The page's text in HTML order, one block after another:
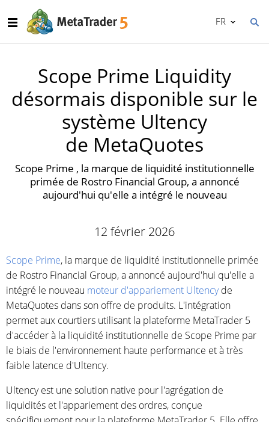
FR
Scope Prime Liquidity
désormais disponible sur le
système Ultency
de MetaQuotes
Scope Prime , la marque de liquidité institutionnelle
primée de Rostro Financial Group, a annoncé
aujourd'hui qu'elle a intégré le nouveau
12 février 2026
Scope Prime, la marque de liquidité institutionnelle primée
de Rostro Financial Group, a annoncé aujourd'hui qu'elle a
intégré le nouveau moteur d'appariement Ultencyde
MetaQuotes dans son offre de produits. L'intégration
permet aux courtiers utilisant la plateforme MetaTrader 5
d'accéder à la liquidité institutionnelle de Scope Prime par
le biais de l'environnement haute performance et à très
faible latence d'Ultency.
Ultency est une solution native pour l'agrégation de
liquidités et l'appariement des ordres, conçue